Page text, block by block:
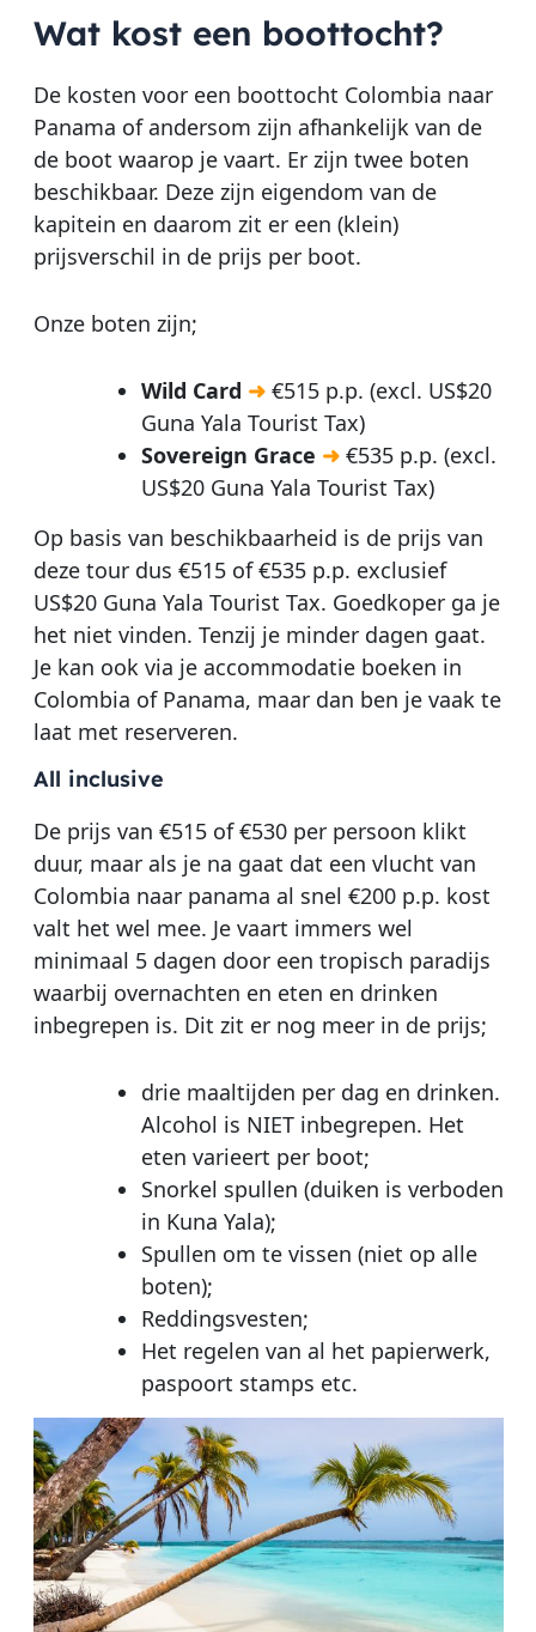
Wat kost een boottocht?
De kosten voor een boottocht Colombia naar
Panama of andersom zijn afhankelijk van de
de boot waarop je vaart. Er zijn twee boten
beschikbaar. Deze zijn eigendom van de
kapitein en daarom zit er een (klein)
prijsverschil in de prijs per boot.
Onze boten zijn;
Wild Card ➜€515 p.p. (excl. US$20
Guna Yala Tourist Tax)
Sovereign Grace ➜ €535 p.p. (excl.
US$20 Guna Yala Tourist Tax)
Op basis van beschikbaarheid is de prijs van
deze tour dus €515 of €535 p.p. exclusief
US$20 Guna Yala Tourist Tax. Goedkoper ga je
het niet vinden. Tenzij je minder dagen gaat.
Je kan ook via je accommodatie boeken in
Colombia of Panama, maar dan ben je vaak te
laat met reserveren.
All inclusive
De prijs van €515 of €530 per persoon klikt
duur, maar als je na gaat dat een vlucht van
Colombia naar panama al snel €200 p.p. kost
valt het wel mee. Je vaart immers wel
minimaal 5 dagen door een tropisch paradijs
waarbij overnachten en eten en drinken
inbegrepen is. Dit zit er nog meer in de prijs;
drie maaltijden per dag en drinken.
Alcohol is NIET inbegrepen. Het
eten varieert per boot;
Snorkel spullen (duiken is verboden
in Kuna Yala);
Spullen om te vissen (niet op alle
boten);
Reddingsvesten;
Het regelen van al het papierwerk,
paspoort stamps etc.